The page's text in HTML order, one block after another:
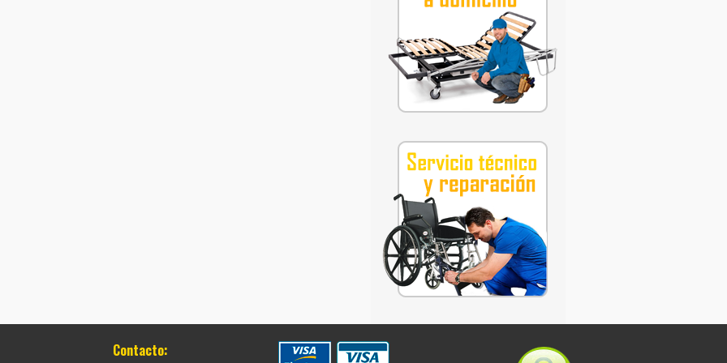
Contacto: